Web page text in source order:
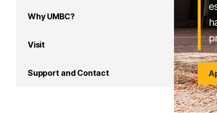
Why UMBC?
Visit
Support and Contact